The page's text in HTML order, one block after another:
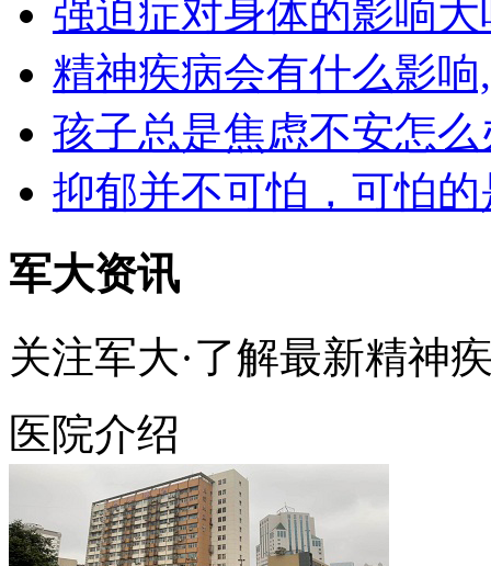
强迫症对身体的影响
精神疾病会有什么影
孩子总是焦虑不安怎
抑郁并不可怕，可怕
军大资讯
关注军大·了解最新精神
医院介绍